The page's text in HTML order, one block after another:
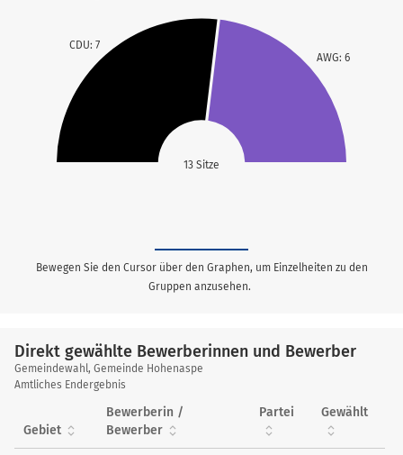
13 Sitze
CDU: 7
AWG: 6
Bewegen Sie den Cursor über den Graphen, um Einzelheiten zu den
Gruppen anzusehen.
Direkt gewählte Bewerberinnen und Bewerber
Direkt
gewählte
Bewerberinnen
und
Bewerber
Gemeindewahl, Gemeinde Hohenaspe
Amtliches Endergebnis
Gebiet
Bewerberin /
Bewerber
Partei Gewählt